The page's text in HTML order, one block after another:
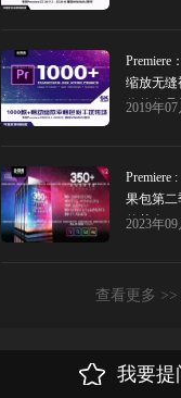
Premiere
缩放无缝
你的作品
2019年07
Premiere
果包第二
的节奏！
2023年09
查看更多 >>
我要提